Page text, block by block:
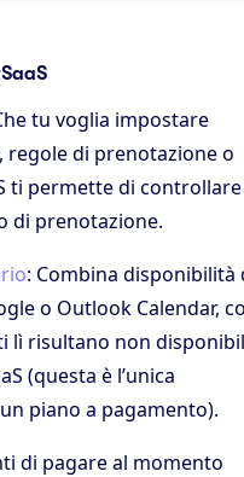
tu voglia impostare
regole di prenotazione o
ti permette di controllare
di prenotazione.
: Combina disponibilità
o Outlook Calendar,
lì risultano non
(questa è l’unica
piano a pagamento).
di pagare al momento